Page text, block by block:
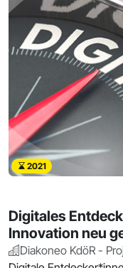
2021
Digitales
Innovation neu
Diakoneo KdöR -